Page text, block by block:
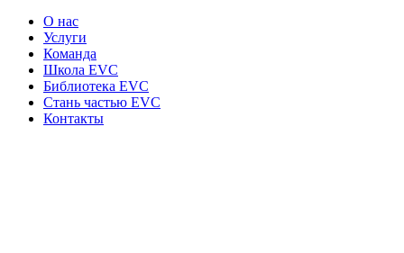
О нас
Услуги
Команда
Школа EVC
Библиотека EVC
Стань частью EVC
Контакты